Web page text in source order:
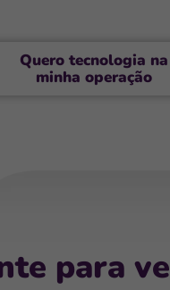
Quero tecnologia na
minha operação
para